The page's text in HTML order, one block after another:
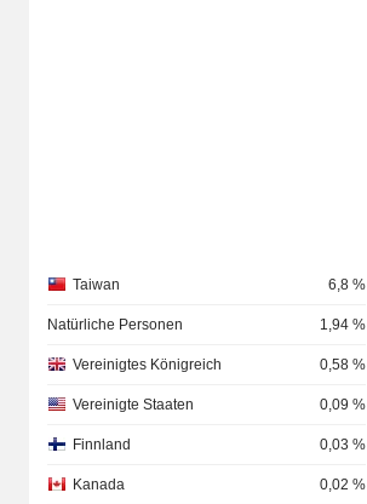
Taiwan 6,8 %
Natürliche Personen 1,94 %
Vereinigtes Königreich 0,58 %
Vereinigte Staaten 0,09 %
Finnland 0,03 %
Kanada 0,02 %